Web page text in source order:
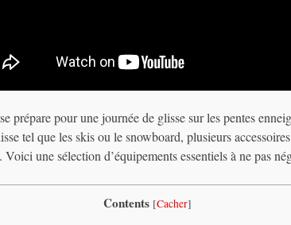
prépare pour une journée de glisse sur les pentes
tel que les skis ou le snowboard, plusieurs
Voici une sélection d’équipements essentiels à ne pas
Contents [Cacher]